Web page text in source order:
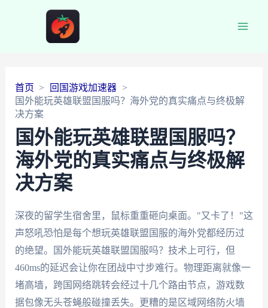
首页
回国游戏加速器
国外能玩英雄联盟国服吗？海外党的真实痛点与终极解
决方案
国外能玩英雄联盟国服吗？
海外党的真实痛点与终极解
决方案
深夜的留学生宿舍里，鼠标重重砸向桌面。"又卡了！"这
声怒吼恐怕是每个想玩英雄联盟国服的海外党都经历过
的绝望。国外能玩英雄联盟国服吗？技术上可行，但
460ms的延迟会让你在团战中寸步难行。物理距离就像一
堵高墙，跨国网络跳转会经过十几个路由节点，游戏数
据包像无头苍蝇般碰撞丢失。更糟的是区域网络防火墙